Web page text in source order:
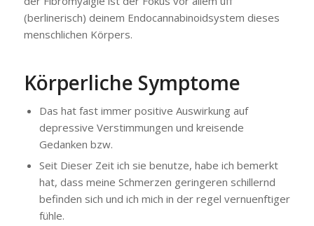
(berlinerisch) deinem Endocannabinoidsystem dieses
menschlichen Körpers.
Körperliche Symptome
Das hat fast immer positive Auswirkung auf
depressive Verstimmungen und kreisende
Gedanken bzw.
Seit Dieser Zeit ich sie benutze, habe ich bemerkt
hat, dass meine Schmerzen geringeren schillernd
befinden sich und ich mich in der regel vernuenftiger
fühle.